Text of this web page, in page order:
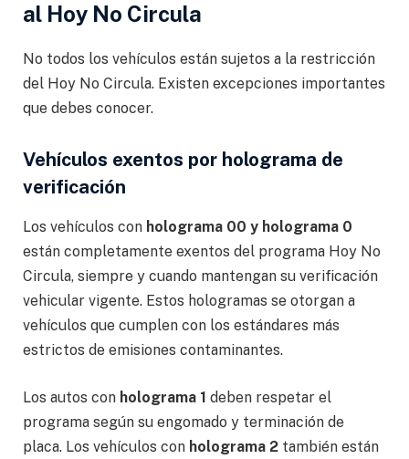
al Hoy No Circula
No todos los vehículos están sujetos a la restricción
del Hoy No Circula. Existen excepciones importantes
que debes conocer.
Vehículos exentos por holograma de
verificación
Los vehículos con holograma 00 y holograma 0
están completamente exentos del programa Hoy No
Circula, siempre y cuando mantengan su verificación
vehicular vigente. Estos hologramas se otorgan a
vehículos que cumplen con los estándares más
estrictos de emisiones contaminantes.
Los autos con holograma 1 deben respetar el
programa según su engomado y terminación de
placa. Los vehículos con holograma 2 también están